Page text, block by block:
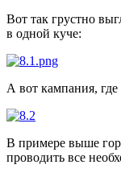
Вот так грустно
в одной куче:
А вот кампания, где
В примере выше
проводить все